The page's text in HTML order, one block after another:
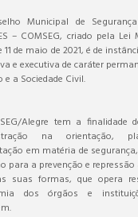
Municipal de
– COMSEG, criado pela Lei
11 de maio de 2021, é de
e executiva de caráter
e a Sociedade Civil.
Alegre tem a finalidade
na orientação,
em matéria de
para a prevenção e
suas formas, que opera
dos órgãos e